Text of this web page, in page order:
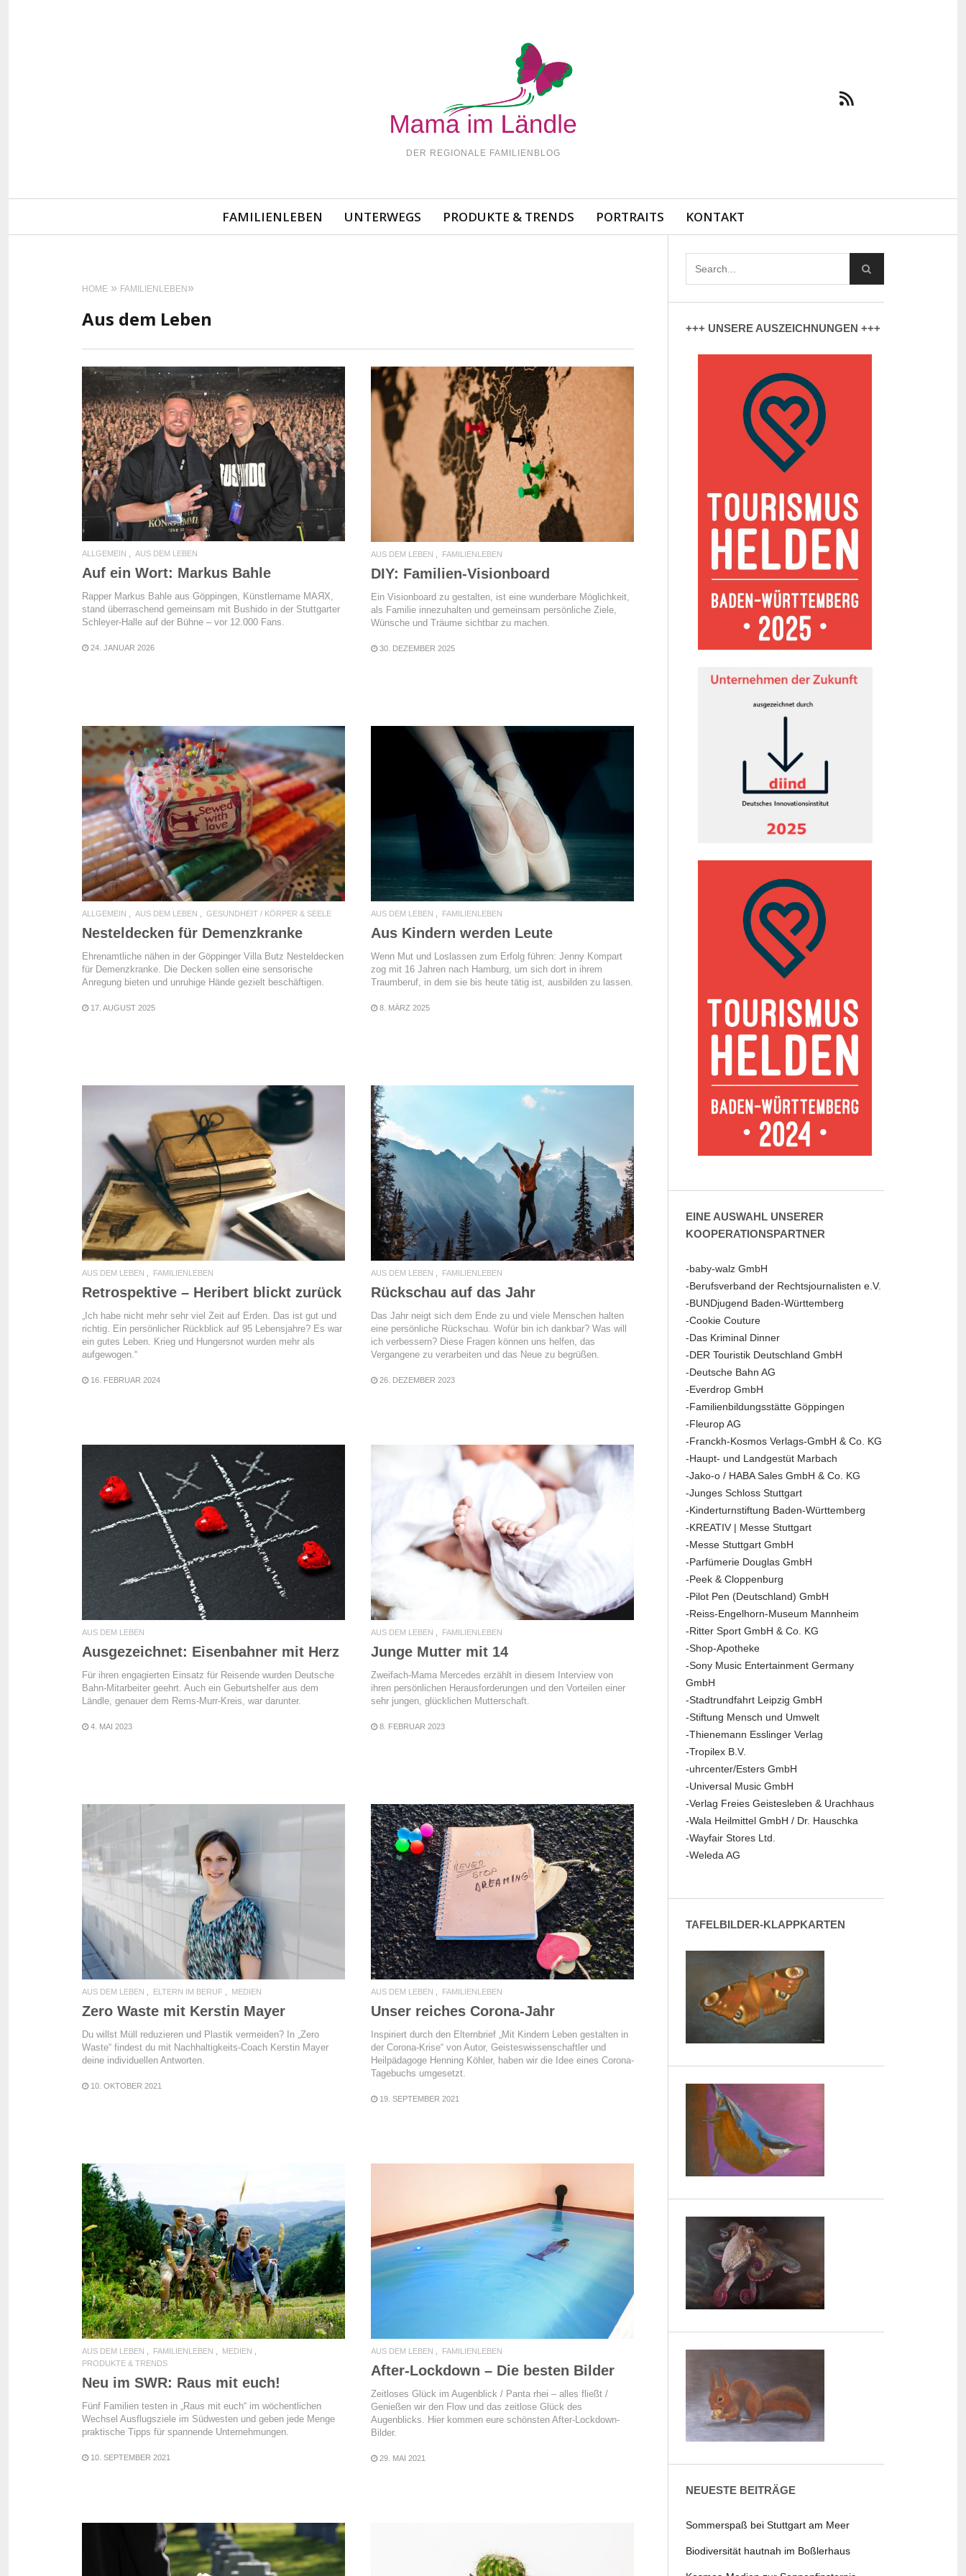
DER REGIONALE FAMILIENBLOG
Navigation
FAMILIENLEBEN UNTERWEGS PRODUKTE & TRENDS PORTRAITS KONTAKT
HOME FAMILIENLEBEN
Aus dem Leben
READ MORE
ALLGEMEIN AUS DEM LEBEN
Auf ein Wort: Markus Bahle
Rapper Markus Bahle aus Göppingen, Künstlername MAЯX,
stand überraschend gemeinsam mit Bushido in der Stuttgarter
Schleyer-Halle auf der Bühne – vor 12.000 Fans.
24. JANUAR 2026
READ MORE
AUS DEM LEBEN FAMILIENLEBEN
DIY: Familien-Visionboard
Ein Visionboard zu gestalten, ist eine wunderbare Möglichkeit,
als Familie innezuhalten und gemeinsam persönliche Ziele,
Wünsche und Träume sichtbar zu machen.
30. DEZEMBER 2025
READ MORE
ALLGEMEIN AUS DEM LEBEN GESUNDHEIT / KÖRPER & SEELE
Nesteldecken für Demenzkranke
Ehrenamtliche nähen in der Göppinger Villa Butz Nesteldecken
für Demenzkranke. Die Decken sollen eine sensorische
Anregung bieten und unruhige Hände gezielt beschäftigen.
17. AUGUST 2025
READ MORE
AUS DEM LEBEN FAMILIENLEBEN
Aus Kindern werden Leute
Wenn Mut und Loslassen zum Erfolg führen: Jenny Kompart
zog mit 16 Jahren nach Hamburg, um sich dort in ihrem
Traumberuf, in dem sie bis heute tätig ist, ausbilden zu lassen.
8. MÄRZ 2025
READ MORE
AUS DEM LEBEN FAMILIENLEBEN
Retrospektive – Heribert blickt zurück
„Ich habe nicht mehr sehr viel Zeit auf Erden. Das ist gut und
richtig. Ein persönlicher Rückblick auf 95 Lebensjahre? Es war
ein gutes Leben. Krieg und Hungersnot wurden mehr als
aufgewogen.“
16. FEBRUAR 2024
READ MORE
AUS DEM LEBEN FAMILIENLEBEN
Rückschau auf das Jahr
Das Jahr neigt sich dem Ende zu und viele Menschen halten
eine persönliche Rückschau. Wofür bin ich dankbar? Was will
ich verbessern? Diese Fragen können uns helfen, das
Vergangene zu verarbeiten und das Neue zu begrüßen.
26. DEZEMBER 2023
READ MORE
AUS DEM LEBEN
Ausgezeichnet: Eisenbahner mit Herz
Für ihren engagierten Einsatz für Reisende wurden Deutsche
Bahn-Mitarbeiter geehrt. Auch ein Geburtshelfer aus dem
Ländle, genauer dem Rems-Murr-Kreis, war darunter.
4. MAI 2023
READ MORE
AUS DEM LEBEN FAMILIENLEBEN
Junge Mutter mit 14
Zweifach-Mama Mercedes erzählt in diesem Interview von
ihren persönlichen Herausforderungen und den Vorteilen einer
sehr jungen, glücklichen Mutterschaft.
8. FEBRUAR 2023
READ MORE
AUS DEM LEBEN ELTERN IM BERUF MEDIEN
Zero Waste mit Kerstin Mayer
Du willst Müll reduzieren und Plastik vermeiden? In „Zero
Waste“ findest du mit Nachhaltigkeits-Coach Kerstin Mayer
deine individuellen Antworten.
10. OKTOBER 2021
READ MORE
AUS DEM LEBEN FAMILIENLEBEN
Unser reiches Corona-Jahr
Inspiriert durch den Elternbrief „Mit Kindern Leben gestalten in
der Corona-Krise“ von Autor, Geisteswissenschaftler und
Heilpädagoge Henning Köhler, haben wir die Idee eines Corona-
Tagebuchs umgesetzt.
19. SEPTEMBER 2021
READ MORE
AUS DEM LEBEN FAMILIENLEBEN
MEDIEN
PRODUKTE & TRENDS
Neu im SWR: Raus mit euch!
Fünf Familien testen in „Raus mit euch“ im wöchentlichen
Wechsel Ausflugsziele im Südwesten und geben jede Menge
praktische Tipps für spannende Unternehmungen.
10. SEPTEMBER 2021
READ MORE
AUS DEM LEBEN FAMILIENLEBEN
After-Lockdown – Die besten Bilder
Zeitloses Glück im Augenblick / Panta rhei – alles fließt /
Genießen wir den Flow und das zeitlose Glück des
Augenblicks. Hier kommen eure schönsten After-Lockdown-
Bilder.
29. MAI 2021
+++ UNSERE AUSZEICHNUNGEN +++
EINE AUSWAHL UNSERER
KOOPERATIONSPARTNER
-baby-walz GmbH
-Berufsverband der Rechtsjournalisten e.V.
-BUNDjugend Baden-Württemberg
-Cookie Couture
-Das Kriminal Dinner
-DER Touristik Deutschland GmbH
-Deutsche Bahn AG
-Everdrop GmbH
-Familienbildungsstätte Göppingen
-Fleurop AG
-Franckh-Kosmos Verlags-GmbH & Co. KG
-Haupt- und Landgestüt Marbach
-Jako-o / HABA Sales GmbH & Co. KG
-Junges Schloss Stuttgart
-Kinderturnstiftung Baden-Württemberg
-KREATIV | Messe Stuttgart
-Messe Stuttgart GmbH
-Parfümerie Douglas GmbH
-Peek & Cloppenburg
-Pilot Pen (Deutschland) GmbH
-Reiss-Engelhorn-Museum Mannheim
-Ritter Sport GmbH & Co. KG
-Shop-Apotheke
-Sony Music Entertainment Germany
GmbH
-Stadtrundfahrt Leipzig GmbH
-Stiftung Mensch und Umwelt
-Thienemann Esslinger Verlag
-Tropilex B.V.
-uhrcenter/Esters GmbH
-Universal Music GmbH
-Verlag Freies Geistesleben & Urachhaus
-Wala Heilmittel GmbH / Dr. Hauschka
-Wayfair Stores Ltd.
-Weleda AG
TAFELBILDER-KLAPPKARTEN
NEUESTE BEITRÄGE
Sommerspaß bei Stuttgart am Meer
Biodiversität hautnah im Boßlerhaus